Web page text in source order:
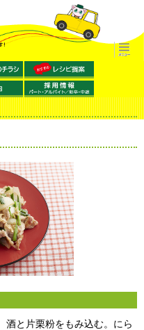
酒と片栗粉をもみ込む。にら